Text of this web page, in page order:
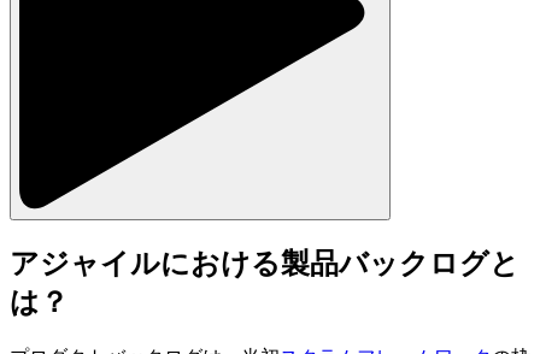
アジャイルにおける製品バックログと
は？